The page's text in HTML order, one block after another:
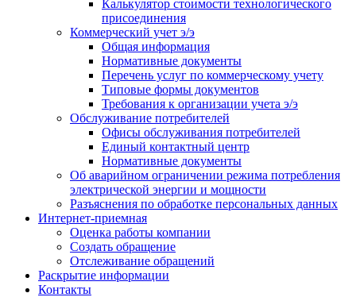
Калькулятор стоимости технологического
присоединения
Коммерческий учет э/э
Общая информация
Нормативные документы
Перечень услуг по коммерческому учету
Типовые формы документов
Требования к организации учета э/э
Обслуживание потребителей
Офисы обслуживания потребителей
Единый контактный центр
Нормативные документы
Об аварийном ограничении режима потребления
электрической энергии и мощности
Разъяснения по обработке персональных данных
Интернет-приемная
Оценка работы компании
Создать обращение
Отслеживание обращений
Раскрытие информации
Контакты